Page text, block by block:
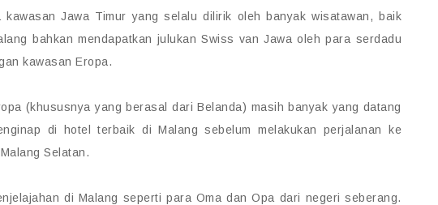
Jawa Timur yang selalu dilirik oleh banyak wisatawan, baik
bahkan mendapatkan julukan Swiss van Jawa oleh para serdadu
kawasan Eropa.
(khususnya yang berasal dari Belanda) masih banyak yang datang
di hotel terbaik di Malang sebelum melakukan perjalanan ke
Selatan.
di Malang seperti para Oma dan Opa dari negeri seberang.